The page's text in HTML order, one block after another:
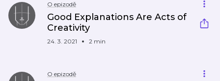
O epizodě
Good Explanations Are Acts of
Creativity
24. 3. 2021 2 min
O epizodě